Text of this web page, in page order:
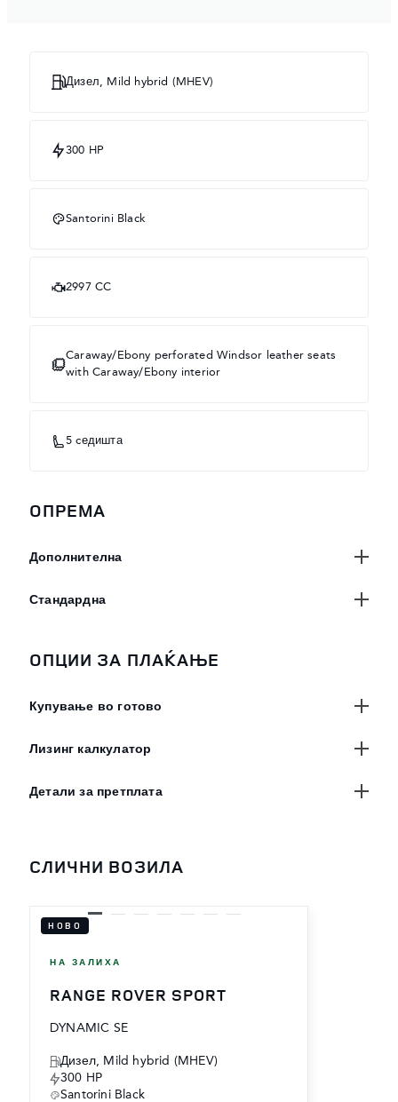
Дизел, Mild hybrid (MHEV)
300 HP
Santorini Black
2997 CC
Caraway/Ebony perforated Windsor leather seats
with Caraway/Ebony interior
5 cедишта
OПРЕМА
Дополнителна
Стандардна
ОПЦИИ ЗА ПЛАЌАЊЕ
Купување во готово
Лизинг калкулатор
Детали за претплата
СЛИЧНИ ВОЗИЛА
НОВО
НА ЗАЛИХА
RANGE ROVER SPORT
DYNAMIC SE
Дизел, Mild hybrid (MHEV)
300 HP
Santorini Black